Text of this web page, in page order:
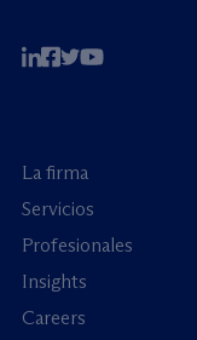
La firma
Servicios
Profesionales
Insights
Careers